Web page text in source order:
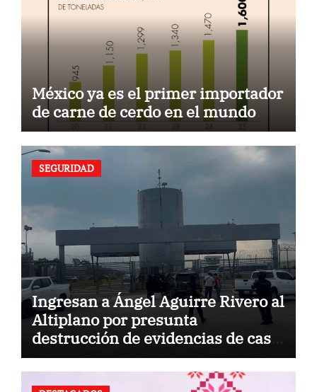
México ya es el primer importador
de carne de cerdo en el mundo
SEGURIDAD
Ingresan a Ángel Aguirre Rivero al
Altiplano por presunta
destrucción de evidencias de caso
Ayotzinapa